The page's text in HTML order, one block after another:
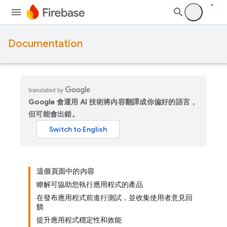
Documentation
Google 會運用 AI 技術將內容翻譯成你偏好的語言，
但可能會出錯。
這個頁面中的內容
瞭解可協助您執行應用程式的產品
在發布應用程式前進行測試，並收集使用者意見回
饋
提升應用程式穩定性和效能